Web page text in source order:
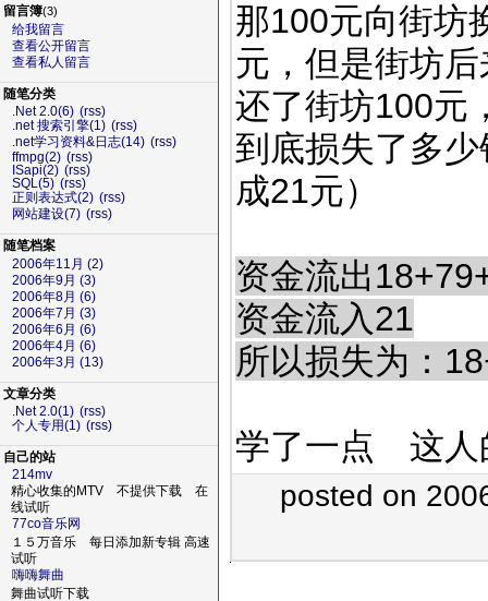
留言簿(3)
给我留言
查看公开留言
查看私人留言
随笔分类
.Net 2.0(6) (rss)
.net 搜索引擎(1) (rss)
.net学习资料&日志(14) (rss)
ffmpg(2) (rss)
ISapi(2) (rss)
SQL(5) (rss)
正则表达式(2) (rss)
网站建设(7) (rss)
随笔档案
2006年11月 (2)
2006年9月 (3)
2006年8月 (6)
2006年7月 (3)
2006年6月 (6)
2006年4月 (6)
2006年3月 (13)
文章分类
.Net 2.0(1) (rss)
个人专用(1) (rss)
自己的站
214mv
精心收集的MTV 不提供下载 在
线试听
77co音乐网
１５万音乐 每日添加新专辑 高速
试听
嗨嗨舞曲
舞曲试听下载
那100元向街坊
元，但是街坊
还了街坊100元
到底损失了多
成21元）
资金流出
资金流入21
所以损失为：
学了一点 这人
posted on